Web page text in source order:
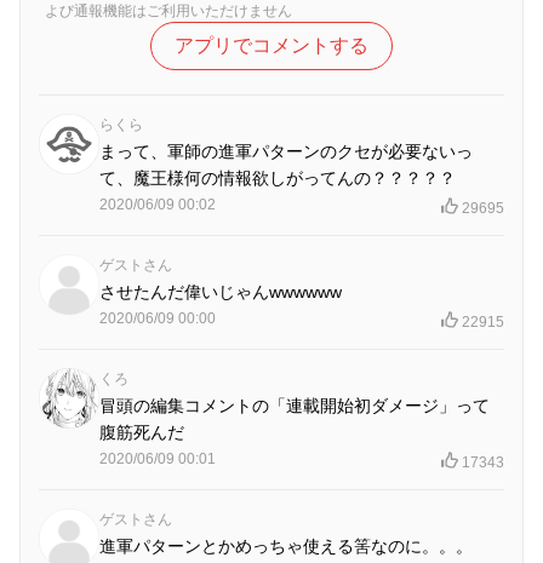
よび通報機能はご利用いただけません
アプリでコメントする
らくら
まって、軍師の進軍パターンのクセが必要ないっ
て、魔王様何の情報欲しがってんの？？？？？
2020/06/09 00:02 29695
ゲストさん
させたんだ偉いじゃんwwwwww
2020/06/09 00:00 22915
くろ
冒頭の編集コメントの「連載開始初ダメージ」って
腹筋死んだ
2020/06/09 00:01 17343
ゲストさん
進軍パターンとかめっちゃ使える筈なのに。。。